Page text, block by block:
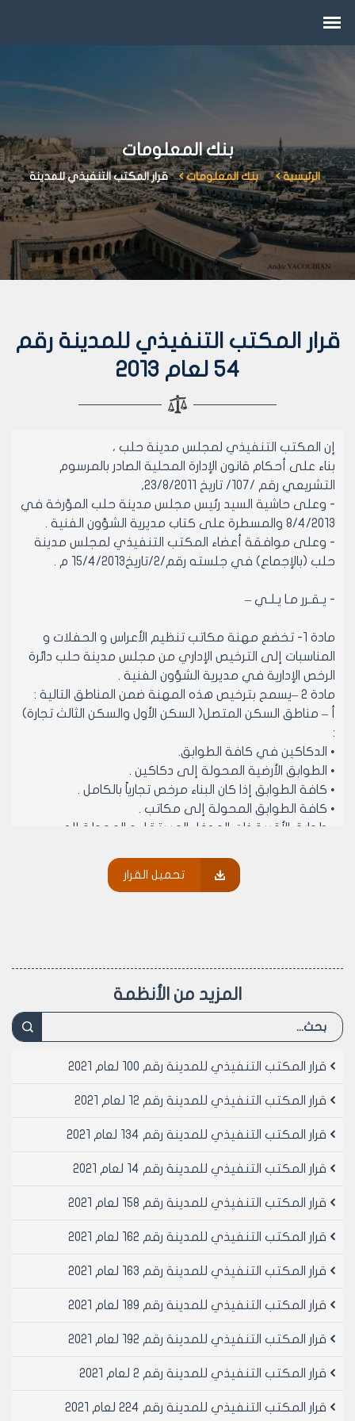
بنك المعلومات
الرئيسية بنك المعلومات قرار المكتب التنفيذي للمدينة
قرار المكتب التنفيذي للمدينة رقم
54 لعام 2013
إن المكتب التنفيذي لمجلس مدينة حلب ،
بناء على أحكام قانون الإدارة المحلية الصادر بالمرسوم
التشريعي رقم /107/ تاريخ 23/8/2011,
- وعلى حاشية السيد رئيس مجلس مدينة حلب المؤرخة في
8/4/2013 والمسطرة على كتاب مديرية الشؤون الفنية .
- وعلى موافقة أعضاء المكتب التنفيذي لمجلس مدينة
حلب (بالإجماع) في جلسته رقم/2/تاريخ15/4/2013 م .
- يـقـرر مـا يـلـي –
مادة 1- تخضع مهنة مكاتب تنظيم الأعراس و الحفلات و
المناسبات إلى الترخيص الإداري من مجلس مدينة حلب دائرة
الرخص الإدارية في مديرية الشؤون الفنية .
مادة 2 –يسمح بترخيص هذه المهنة ضمن المناطق التالية :
أ – مناطق السكن المتصل( السكن الأول والسكن الثالث تجارة)
:
• الدكاكين في كافة الطوابق.
• الطوابق الأرضية المحولة إلى دكاكين .
• كافة الطوابق إذا كان البناء مرخص تجارياً بالكامل .
• كافة الطوابق المحولة إلى مكاتب .
• طوابق الأقبية ذات المدخل المستقل و المحولة إلى
ب- مناطق السكن المنفصل ( السكن الحديث الأول و السكن
الحديث الثاني والسكن الثاني) :
د- مناطق المخالفات الجماعية والعقارات الغير مفرزة :
قائمة ضمن مناطق المخالفات الجماعية أو على عقارات غير
لعام 2012او ما سيطرأ عليه من تعديلات مستقبلاً ) .
المناسبات ضمن المولات التجارية و النوادي و الفنادق أينما
مادة 3- الثبوتيات المطلوبة للترخيص :
1- بيان ملكية أو عقد إيجار أو أي وثيقة تثبت حق الانتفاع
3- مخطط موقع للعقار .
من نقابة المهندسين.
الترخيص أجنبياً أو من غير المواطنين السوريين .
 الترخيص المؤقت :
تحميل القرار
المزيد من الأنظمة
قرار المكتب التنفيذي للمدينة رقم 100 لعام 2021
قرار المكتب التنفيذي للمدينة رقم 12 لعام 2021
قرار المكتب التنفيذي للمدينة رقم 134 لعام 2021
قرار المكتب التنفيذي للمدينة رقم 14 لعام 2021
قرار المكتب التنفيذي للمدينة رقم 158 لعام 2021
قرار المكتب التنفيذي للمدينة رقم 162 لعام 2021
قرار المكتب التنفيذي للمدينة رقم 163 لعام 2021
قرار المكتب التنفيذي للمدينة رقم 189 لعام 2021
قرار المكتب التنفيذي للمدينة رقم 192 لعام 2021
قرار المكتب التنفيذي للمدينة رقم 2 لعام 2021
قرار المكتب التنفيذي للمدينة رقم 224 لعام 2021